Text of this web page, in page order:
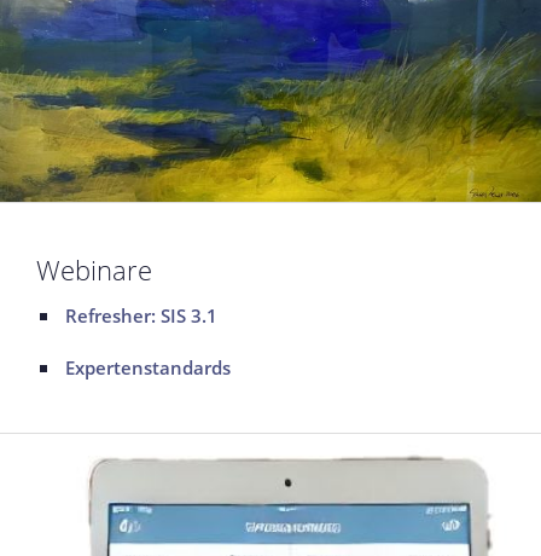
Webinare
Refresher: SIS 3.1
Expertenstandards